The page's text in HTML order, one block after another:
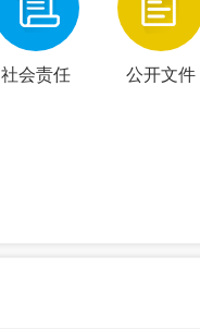
社会责任 公开文件